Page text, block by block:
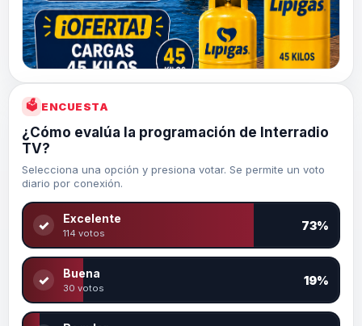
🗳 ENCUESTA
¿Cómo evalúa la programación de Interradio
TV?
Selecciona una opción y presiona votar. Se permite un voto
diario por conexión.
✓ Excelente
114 votos
73%
✓ Buena
30 votos
19%